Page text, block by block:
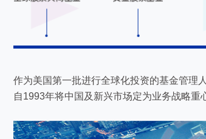
作为美国第一批进行全球化投资的基金管理
自1993年将中国及新兴市场定为业务战略重